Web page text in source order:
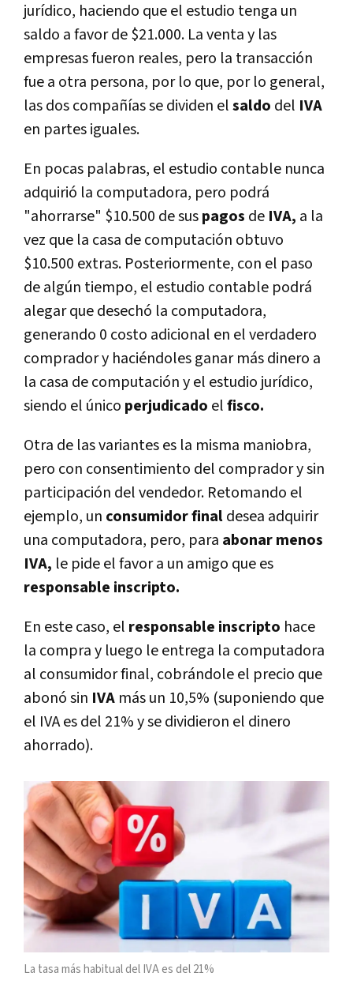
jurídico, haciendo que el estudio tenga un
saldo a favor de $21.000. La venta y las
empresas fueron reales, pero la transacción
fue a otra persona, por lo que, por lo general,
las dos compañías se dividen elsaldo del IVA
en partes iguales.
En pocas palabras, el estudio contable nunca
adquirió la computadora, pero podrá
"ahorrarse" $10.500 de suspagos de IVA, a la
vez que la casa de computación obtuvo
$10.500 extras. Posteriormente, con el paso
de algún tiempo, el estudio contable podrá
alegar que desechó la computadora,
generando 0 costo adicional en el verdadero
comprador y haciéndoles ganar más dinero a
la casa de computación y el estudio jurídico,
siendo el único perjudicado elfisco.
Otra de las variantes es la misma maniobra,
pero con consentimiento del comprador y sin
participación del vendedor. Retomando el
ejemplo, un consumidor finaldesea adquirir
una computadora, pero, para abonar menos
IVA, le pide el favor a un amigo que es
responsable inscripto.
En este caso, el responsable inscripto hace
la compra y luego le entrega la computadora
al consumidor final, cobrándole el precio que
abonó sin IVA más un 10,5% (suponiendo que
el IVA es del 21% y se dividieron el dinero
ahorrado).
La tasa más habitual del IVA es del 21%